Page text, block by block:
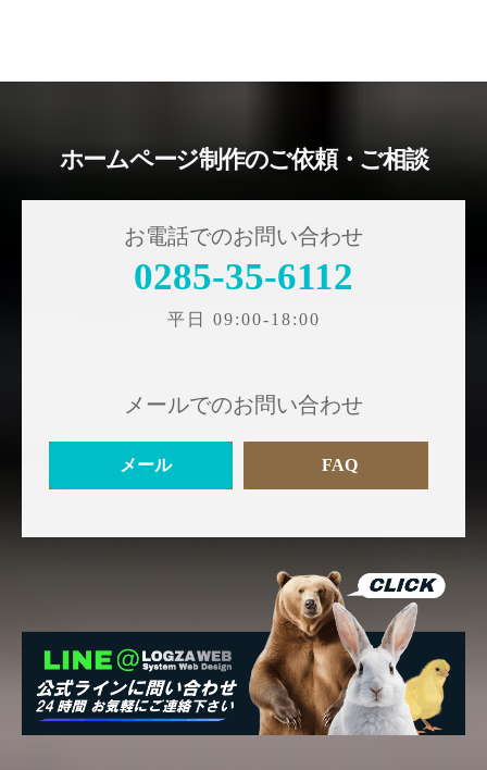
ホームページ制作のご依頼・ご相談
お電話でのお問い合わせ
0285-35-6112
平日 09:00-18:00
メールでのお問い合わせ
メール FAQ